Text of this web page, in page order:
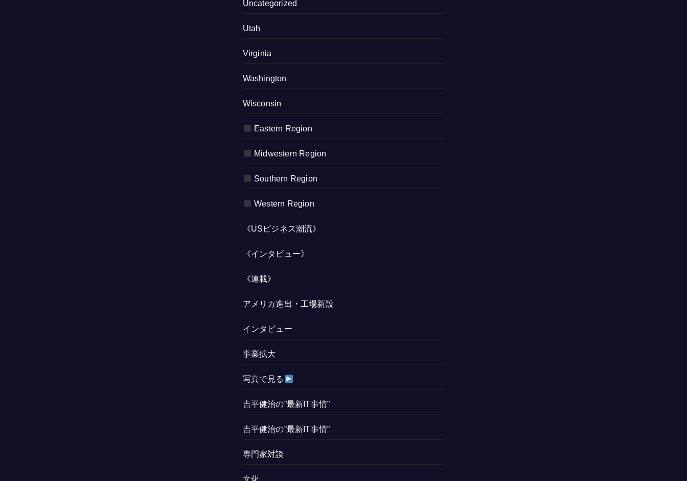
Uncategorized
Utah
Virginia
Washington
Wisconsin
Eastern Region
Midwestern Region
Southern Region
Western Region
《USビジネス潮流》
《インタビュー》
《連載》
アメリカ進出・工場新設
インタビュー
事業拡大
写真で見る
吉平健治の”最新IT事情”
吉平健治の”最新IT事情”
専門家対談
文化